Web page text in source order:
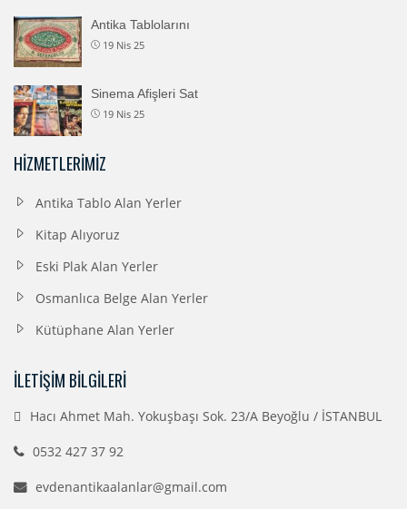
Antika Tablolarını
19 Nis 25
Sinema Afişleri Sat
19 Nis 25
HIZMETLERIMIZ
Antika Tablo Alan Yerler
Kitap Alıyoruz
Eski Plak Alan Yerler
Osmanlıca Belge Alan Yerler
Kütüphane Alan Yerler
İLETIŞIM BILGILERI
Hacı Ahmet Mah. Yokuşbaşı Sok. 23/A Beyoğlu / İSTANBUL
0532 427 37 92
evdenantikaalanlar@gmail.com